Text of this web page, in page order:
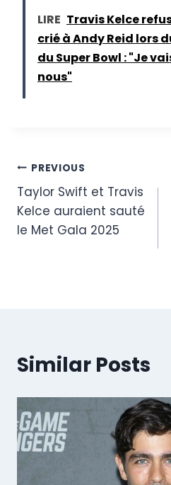
LIRE Travis Kelce
crié à Andy Reid lors
du Super Bowl : "Je
nous"
Post
navigation
PREVIOUS
Taylor Swift et Travis
Kelce auraient sauté
le Met Gala 2025
Similar Posts